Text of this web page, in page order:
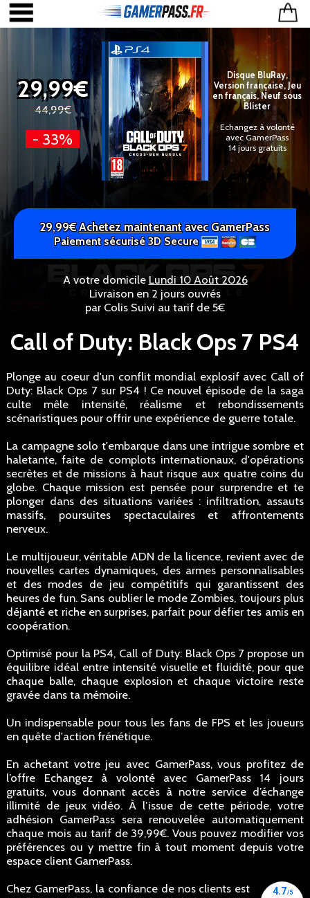
29,99€
44,99€
- 33%
Disque BluRay,
Version française, Jeu
en français, Neuf sous
Blister
Echangez à volonté
avec GamerPass
14 jours gratuits
29,99€Achetez maintenant avec GamerPass
Paiement sécurisé 3D Secure
A votre domicile Lundi 10 Août 2026
Livraison en 2 jours ouvrés
par Colis Suivi au tarif de 5€
Call of Duty: Black Ops 7 PS4
Plonge au coeur d'un conflit mondial explosif avec Call of
Duty: Black Ops 7 sur PS4 ! Ce nouvel épisode de la saga
culte mêle intensité, réalisme et rebondissements
scénaristiques pour offrir une expérience de guerre totale.
La campagne solo t'embarque dans une intrigue sombre et
haletante, faite de complots internationaux, d'opérations
secrètes et de missions à haut risque aux quatre coins du
globe. Chaque mission est pensée pour surprendre et te
plonger dans des situations variées : infiltration, assauts
massifs, poursuites spectaculaires et affrontements
nerveux.
Le multijoueur, véritable ADN de la licence, revient avec de
nouvelles cartes dynamiques, des armes personnalisables
et des modes de jeu compétitifs qui garantissent des
heures de fun. Sans oublier le mode Zombies, toujours plus
déjanté et riche en surprises, parfait pour défier tes amis en
coopération.
Optimisé pour la PS4, Call of Duty: Black Ops 7 propose un
équilibre idéal entre intensité visuelle et fluidité, pour que
chaque balle, chaque explosion et chaque victoire reste
gravée dans ta mémoire.
Un indispensable pour tous les fans de FPS et les joueurs
en quête d'action frénétique.
En achetant votre jeu avec GamerPass, vous profitez de
l’offre Echangez à volonté avec GamerPass 14 jours
gratuits, vous donnant accès à notre service d’échange
illimité de jeux vidéo. À l’issue de cette période, votre
adhésion GamerPass sera renouvelée automatiquement
chaque mois au tarif de 39,99€. Vous pouvez modifier vos
préférences ou y mettre fin à tout moment depuis votre
espace client GamerPass.
Chez GamerPass, la confiance de nos clients est